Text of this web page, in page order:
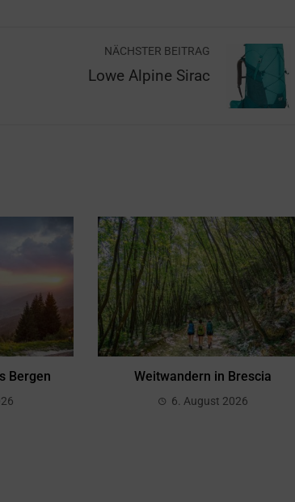
NÄCHSTER BEITRAG
Lowe Alpine Sirac
Bergen Weitwandern in Brescia
6. August 2026